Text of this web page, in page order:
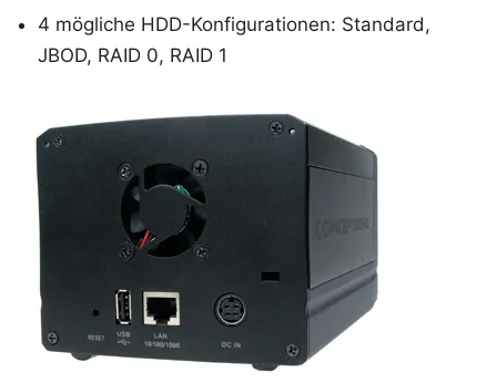
4 mögliche HDD-Konfigurationen: Standard,
JBOD, RAID 0, RAID 1